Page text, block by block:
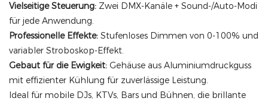
Vielseitige Steuerung: Zwei DMX-Kanäle + Sound-/Auto-Modi
für jede Anwendung.
Professionelle Effekte: Stufenloses Dimmen von 0-100% und
variabler Stroboskop-Effekt.
Gebaut für die Ewigkeit: Gehäuse aus Aluminiumdruckguss
mit effizienter Kühlung für zuverlässige Leistung.
Ideal für mobile DJs, KTVs, Bars und Bühnen, die brillante